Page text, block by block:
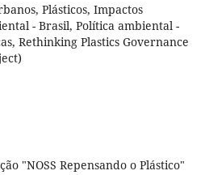
Plásticos, Impactos
- Brasil, Política ambiental -
Rethinking Plastics Governance
"NOSS Repensando o Plástico"